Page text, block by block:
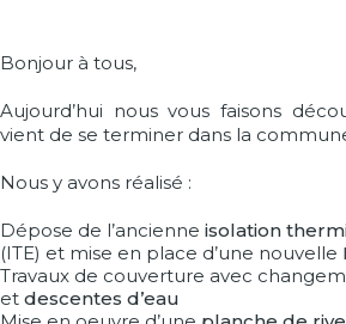
Bonjour à tous,
Aujourd’hui nous vous faisons
vient de se terminer dans la
Nous y avons réalisé :
Dépose de l’ancienne isolation
(ITE) et mise en place d’une nouvelle
Travaux de couverture avec
et descentes d’eau